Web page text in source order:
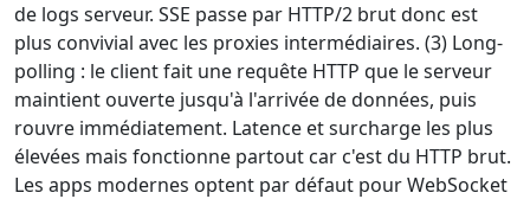
de logs serveur. SSE passe par HTTP/2 brut donc est
plus convivial avec les proxies intermédiaires. (3) Long-
polling : le client fait une requête HTTP que le serveur
maintient ouverte jusqu'à l'arrivée de données, puis
rouvre immédiatement. Latence et surcharge les plus
élevées mais fonctionne partout car c'est du HTTP brut.
Les apps modernes optent par défaut pour WebSocket